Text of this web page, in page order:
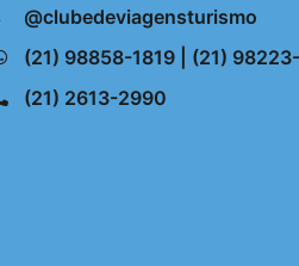
@clubedeviagensturismo
(21) 98858-1819 | (21)
(21) 2613-2990